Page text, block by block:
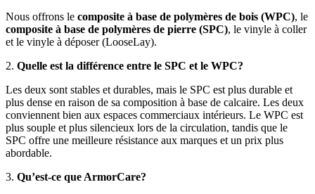
Nous offrons le composite à base de polymères de bois (WPC), le
composite à base de polymères de pierre (SPC), le vinyle à coller
et le vinyle à déposer (LooseLay).
2. Quelle est la différence entre le SPC et le WPC?
Les deux sont stables et durables, mais le SPC est plus durable et
plus dense en raison de sa composition à base de calcaire. Les deux
conviennent bien aux espaces commerciaux intérieurs. Le WPC est
plus souple et plus silencieux lors de la circulation, tandis que le
SPC offre une meilleure résistance aux marques et un prix plus
abordable.
3. Qu’est-ce que ArmorCare?